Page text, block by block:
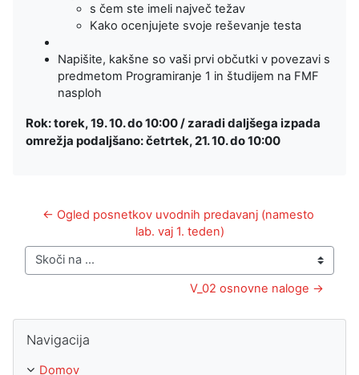
s čem ste imeli največ težav
Kako ocenjujete svoje reševanje testa
Napišite, kakšne so vaši prvi občutki v povezavi s
predmetom Programiranje 1 in študijem na FMF
nasploh
Rok: torek, 19. 10. do 10:00 / zaradi daljšega izpada
omrežja podaljšano: četrtek, 21. 10. do 10:00
← Ogled posnetkov uvodnih predavanj (namesto
lab. vaj 1. teden)
Skoči na ...
V_02 osnovne naloge →
Navigacija
Domov